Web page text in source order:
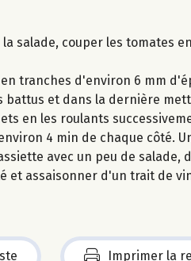
la salade, couper les tomates
tranches d'environ 6 mm
et dans la dernière
en les roulants
4 min de chaque côté.
avec un peu de
et assaisonner d'un trait de
Imprimer la